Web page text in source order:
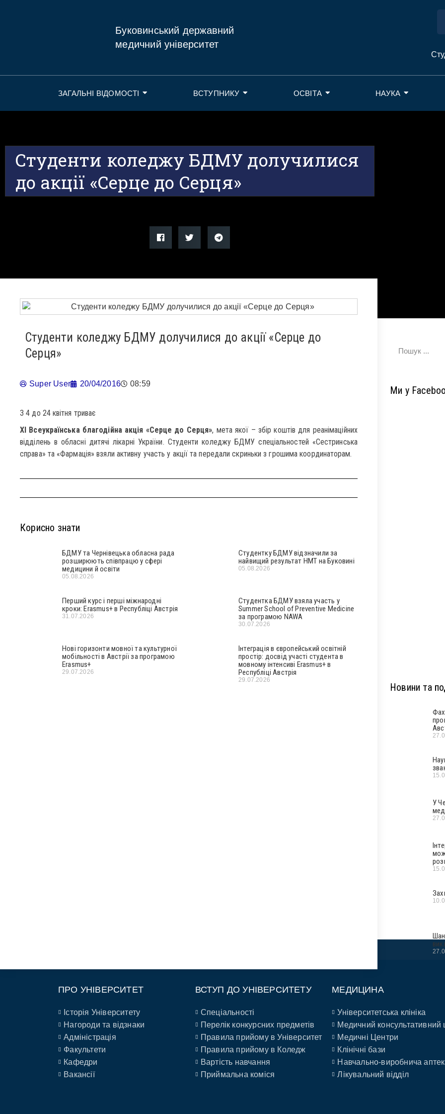
Буковинський державний
медичний університет
ЗАГАЛЬНІ ВІДОМОСТІ ВСТУПНИКУ ОСВІТА НАУКА
Студенти коледжу БДМУ долучилися
до акції «Серце до Серця»
Студенти коледжу БДМУ долучилися до акції «Серце до
Серця»
Super User 20/04/2016 08:59
З 4 до 24 квітня триває
ХI Всеукраїнська благодійна акція «Серце до Серця», мета якої – збір коштів для реанімаційних
відділень в обласні дитячі лікарні України. Студенти коледжу БДМУ спеціальностей «Сестринська
справа» та «Фармація» взяли активну участь у акції та передали скриньки з грошима координаторам.
Корисно знати
БДМУ та Чернівецька обласна рада
розширюють співпрацю у сфері
медицини й освіти
05.08.2026
Студентку БДМУ відзначили за
найвищий результат НМТ на Буковині
05.08.2026
Перший курс і перші міжнародні
кроки: Erasmus+ в Республіці Австрія
31.07.2026
Студентка БДМУ взяла участь у
Summer School of Preventive Medicine
за програмою NAWA
30.07.2026
Нові горизонти мовної та культурної
мобільності в Австрії за програмою
Erasmus+
29.07.2026
Інтеграція в європейський освітній
простір: досвід участі студента в
мовному інтенсиві Erasmus+ в
Республіці Австрія
29.07.2026
Ми у
Новини та
У
ПРО УНІВЕРСИТЕТ
Історія Університету
Нагороди та відзнаки
Адміністрація
Факультети
Кафедри
Вакансії
ВСТУП ДО УНІВЕРСИТЕТУ
Спеціальності
Перелік конкурсних предметів
Правила прийому в Університет
Правила прийому в Коледж
Вартість навчання
Приймальна коміся
МЕДИЦИНА
Університетська клініка
Медичний консультативний
Медичні Центри
Клінічні бази
Навчально-виробнича
Лікувальний відділ